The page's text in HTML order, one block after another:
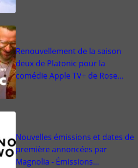
Renouvellement de la saison
deux de Platonic pour la
comédie Apple TV+ de Rose…
Nouvelles émissions et dates de
première annoncées par
Magnolia - Émissions…